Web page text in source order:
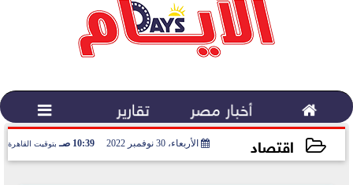
 أخبار مصر تقارير 
اقتصاد الأربعاء، 30 نوفمبر 2022 10:39 صـ بتوقيت القاهرة